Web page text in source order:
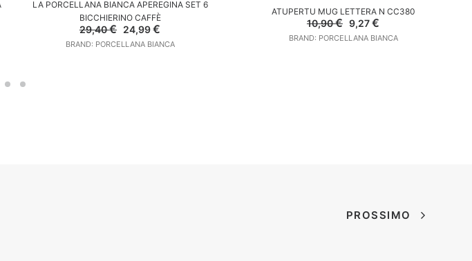
LA PORCELLANA BIANCA APEREGINA SET 6
BICCHIERINO CAFFÈ
29,40€ Il
prezzo
originale
24,99€
attuale
BRAND: PORCELLANA BIANCA
AGGIUNGI AL CARRELLO
ATUPERTU MUG LETTERA N CC380
10,90€ Il
prezzo
originale
9,27€
attuale
BRAND: PORCELLANA BIANCA
PROSSIMO